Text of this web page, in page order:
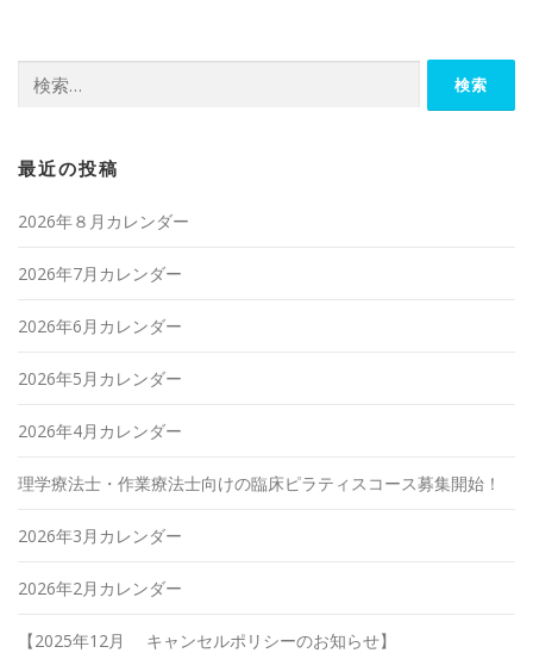
索:
最近の投稿
2026年８月カレンダー
2026年7月カレンダー
2026年6月カレンダー
2026年5月カレンダー
2026年4月カレンダー
理学療法士・作業療法士向けの臨床ピラティスコース募集開始！
2026年3月カレンダー
2026年2月カレンダー
【2025年12月 キャンセルポリシーのお知らせ】